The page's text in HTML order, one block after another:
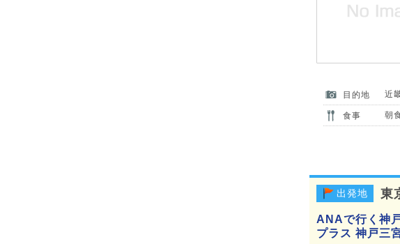
目的地 近
食事 朝
出発地 東
ANAで行く神
プラス 神戸三